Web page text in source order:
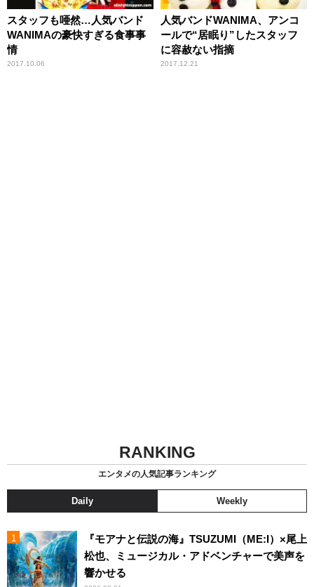
スタッフも唖然…人気バンド
WANIMAの豪快すぎる食事事
情
2017.10.06
人気バンドWANIMA、アンコ
ールで“居眠り”したスタッフ
に容赦ない指摘
2017.12.21
RANKING
エンタメの人気記事ランキング
Daily Weekly
『モアナと伝説の海』TSUZUMI（ME:I）×尾上
松也、ミュージカル・アドベンチャーで美声を
響かせる